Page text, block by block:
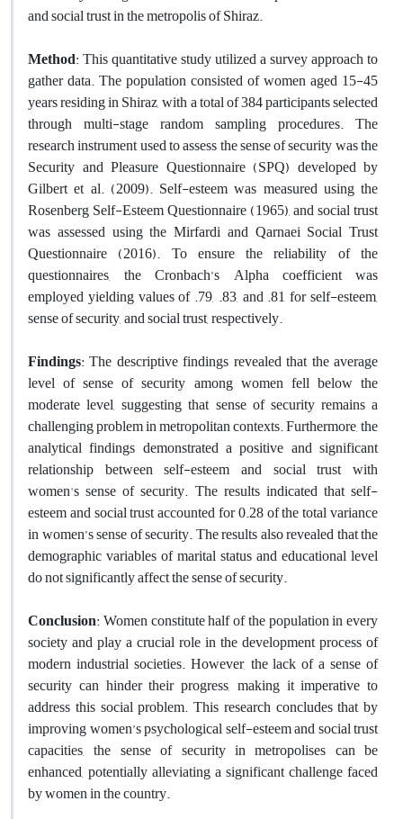
and social trust in the metropolis of Shiraz.
Method: This quantitative study utilized a survey approach to
gather data. The population consisted of women aged 15-45
years residing in Shiraz, with a total of 384 participants selected
through multi-stage random sampling procedures. The
research instrument used to assess the sense of security was the
Security and Pleasure Questionnaire (SPQ) developed by
Gilbert et al. (2009). Self-esteem was measured using the
Rosenberg Self-Esteem Questionnaire (1965), and social trust
was assessed using the Mirfardi and Qarnaei Social Trust
Questionnaire (2016). To ensure the reliability of the
questionnaires, the Cronbach’s Alpha coefficient was
employed yielding values of .79, .83, and .81 for self-esteem,
sense of security, and social trust, respectively.
Findings: The descriptive findings revealed that the average
level of sense of security among women fell below the
moderate level, suggesting that sense of security remains a
challenging problem in metropolitan contexts. Furthermore, the
analytical findings demonstrated a positive and significant
relationship between self-esteem and social trust with
women's sense of security. The results indicated that self-
esteem and social trust accounted for 0.28 of the total variance
in women’s sense of security. The results also revealed that the
demographic variables of marital status and educational level
do not significantly affect the sense of security.
Conclusion: Women constitute half of the population in every
society and play a crucial role in the development process of
modern industrial societies. However, the lack of a sense of
security can hinder their progress, making it imperative to
address this social problem. This research concludes that by
improving women’s psychological self-esteem and social trust
capacities, the sense of security in metropolises can be
enhanced, potentially alleviating a significant challenge faced
by women in the country.